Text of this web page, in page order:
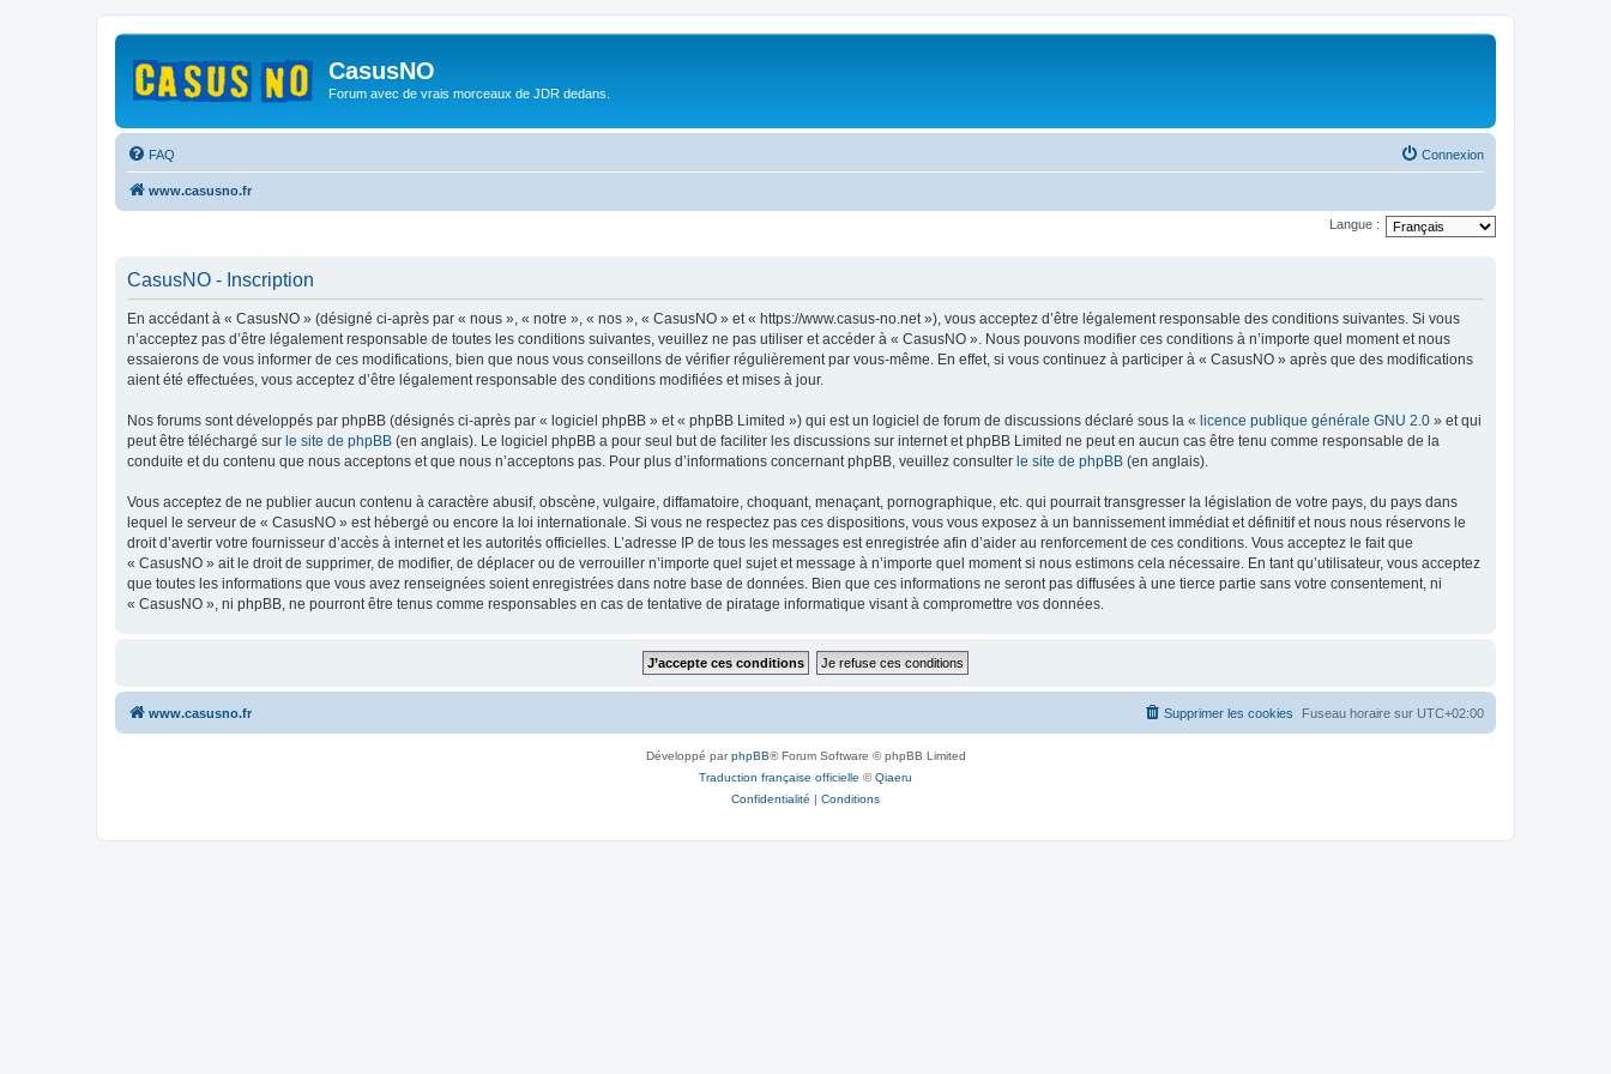
CasusNO
Forum avec de vrais morceaux de JDR dedans.
FAQ Connexion
www.casusno.fr
Langue :
CasusNO - Inscription
En accédant à « CasusNO » (désigné ci-après par « nous », « notre », « nos », « CasusNO » et « https://www.casus-no.net »), vous acceptez d’être légalement responsable des conditions suivantes. Si vous
n’acceptez pas d’être légalement responsable de toutes les conditions suivantes, veuillez ne pas utiliser et accéder à « CasusNO ». Nous pouvons modifier ces conditions à n’importe quel moment et nous
essaierons de vous informer de ces modifications, bien que nous vous conseillons de vérifier régulièrement par vous-même. En effet, si vous continuez à participer à « CasusNO » après que des modifications
aient été effectuées, vous acceptez d’être légalement responsable des conditions modifiées et mises à jour.
Nos forums sont développés par phpBB (désignés ci-après par « logiciel phpBB » et « phpBB Limited ») qui est un logiciel de forum de discussions déclaré sous la « licence publique générale GNU 2.0 » et qui
peut être téléchargé sur le site de phpBB (en anglais). Le logiciel phpBB a pour seul but de faciliter les discussions sur internet et phpBB Limited ne peut en aucun cas être tenu comme responsable de la
conduite et du contenu que nous acceptons et que nous n’acceptons pas. Pour plus d’informations concernant phpBB, veuillez consulter le site de phpBB (en anglais).
Vous acceptez de ne publier aucun contenu à caractère abusif, obscène, vulgaire, diffamatoire, choquant, menaçant, pornographique, etc. qui pourrait transgresser la législation de votre pays, du pays dans
lequel le serveur de « CasusNO » est hébergé ou encore la loi internationale. Si vous ne respectez pas ces dispositions, vous vous exposez à un bannissement immédiat et définitif et nous nous réservons le
droit d’avertir votre fournisseur d’accès à internet et les autorités officielles. L’adresse IP de tous les messages est enregistrée afin d’aider au renforcement de ces conditions. Vous acceptez le fait que
« CasusNO » ait le droit de supprimer, de modifier, de déplacer ou de verrouiller n’importe quel sujet et message à n’importe quel moment si nous estimons cela nécessaire. En tant qu’utilisateur, vous acceptez
que toutes les informations que vous avez renseignées soient enregistrées dans notre base de données. Bien que ces informations ne seront pas diffusées à une tierce partie sans votre consentement, ni
« CasusNO », ni phpBB, ne pourront être tenus comme responsables en cas de tentative de piratage informatique visant à compromettre vos données.
www.casusno.fr Fuseau horaire sur UTC+02:00
Supprimer les cookies
Développé parphpBB® Forum Software © phpBB Limited
Traduction française officielle ©Qiaeru
Confidentialité | Conditions